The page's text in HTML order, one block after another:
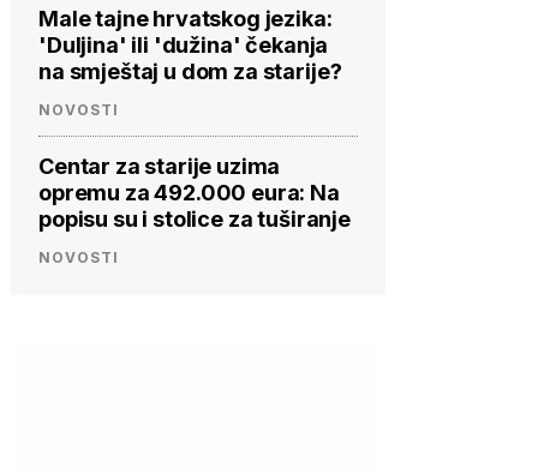
Male tajne hrvatskog jezika:
'Duljina' ili 'dužina' čekanja
na smještaj u dom za starije?
NOVOSTI
Centar za starije uzima
opremu za 492.000 eura: Na
popisu su i stolice za tuširanje
NOVOSTI